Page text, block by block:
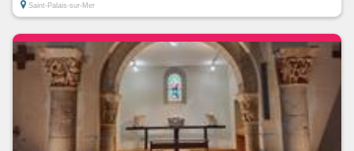
Saint-Palais-sur-Mer